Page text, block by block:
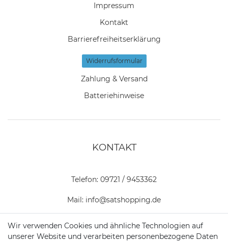
Impressum
Kontakt
Barrierefreiheitserklärung
Widerrufs­formular
Zahlung & Versand
Batteriehinweise
KONTAKT
Telefon: 09721 / 9453362
Mail: info@satshopping.de
97424 Schweinfurt
Wir verwenden Cookies und ähnliche Technologien auf
unserer Website und verarbeiten personenbezogene Daten